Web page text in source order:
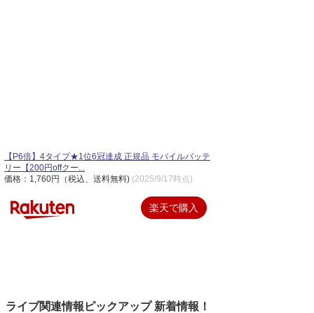
【P6倍】4タイプ★1位6冠達成 正規品 モバイルバッテ
リー【200円offクー...
価格：1,760円（税込、送料無料) (2025/9/17時点)
楽天で購入
ライブ関連情報ピックアップ 新着情報！